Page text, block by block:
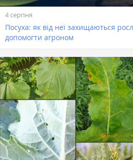
4 серпня
Посуха: як від неї захищаються
допомогти агроном